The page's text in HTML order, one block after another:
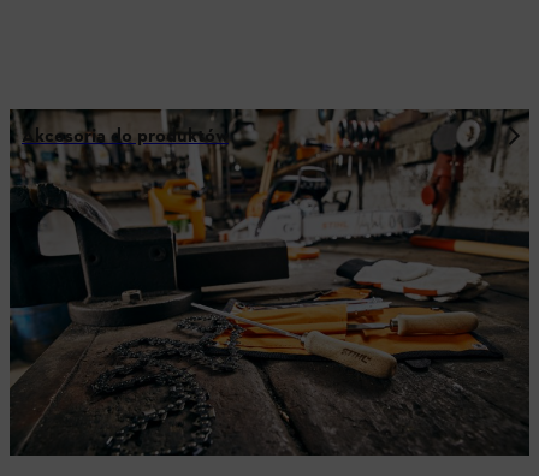
Akcesoria do produktów